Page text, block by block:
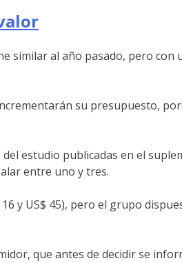
similar al año pasado, pero con
su presupuesto,
estudio publicadas en el
entre uno y tres.
y US$ 45), pero el grupo
que antes de decidir se